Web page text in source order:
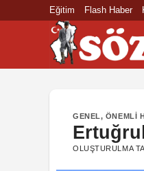
Eğitim Flash Haber
GENEL, ÖNEMLI
OLUŞTURULMA